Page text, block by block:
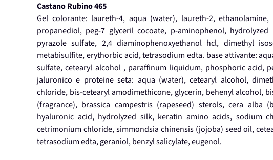
Castano Rubino 465
Gel colorante: laureth-4, aqua (water), laureth-2,
propanediol, peg-7 glyceril cocoate, p-aminophenol,
pyrazole sulfate, 2,4 diaminophenoxyethanol hcl, dimethyl
metabisulfite, erythorbic acid, tetrasodium edta. base attivante:
sulfate, cetearyl alcohol , paraffinum liquidum, phosphoric acid,
jaluronico e proteine seta: aqua (water), cetearyl alcohol,
chloride, bis-cetearyl amodimethicone, glycerin, behenyl alcohol,
(fragrance), brassica campestris (rapeseed) sterols, cera alba
hyaluronic acid, hydrolyzed silk, keratin amino acids, sodium
cetrimonium chloride, simmondsia chinensis (jojoba) seed oil,
tetrasodium edta, geraniol, benzyl salicylate, eugenol.